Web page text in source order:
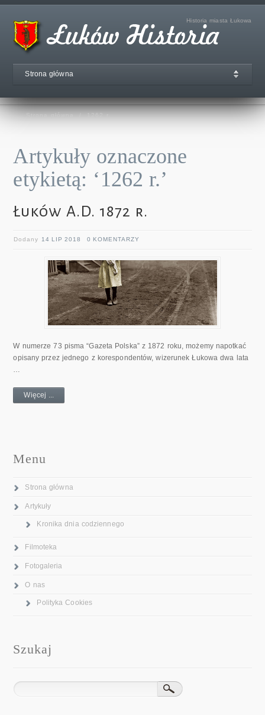
Historia miasta Łukowa
Strona główna
Strona główna 1262 r.
Artykuły oznaczone
etykietą: ‘1262 r.’
Łuków A.D. 1872 r.
Dodany 14 LIP 2018 0 KOMENTARZY
W numerze 73 pisma “Gazeta Polska” z 1872 roku, możemy napotkać
opisany przez jednego z korespondentów, wizerunek Łukowa dwa lata
Więcej ...
Menu
Strona główna
Artykuły
Kronika dnia codziennego
Filmoteka
Fotogaleria
O nas
Polityka Cookies
Szukaj